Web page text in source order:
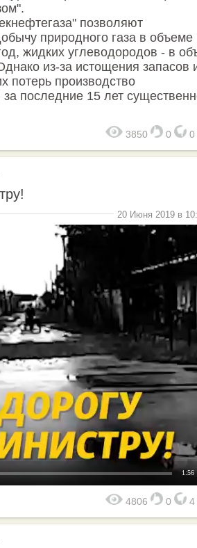
позволяют
природного газа в объеме
жидких углеводородов - в
из-за истощения запасов
потерь производство
последние 15 лет
3850 0 0
20 Июня 2019 в
1:56
4806 0 4